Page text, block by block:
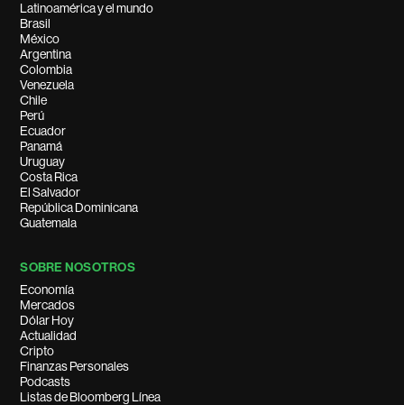
Latinoamérica y el mundo
Brasil
México
Argentina
Colombia
Venezuela
Chile
Perú
Ecuador
Panamá
Uruguay
Costa Rica
El Salvador
República Dominicana
Guatemala
SOBRE NOSOTROS
Economía
Mercados
Dólar Hoy
Actualidad
Cripto
Finanzas Personales
Podcasts
Listas de Bloomberg Línea